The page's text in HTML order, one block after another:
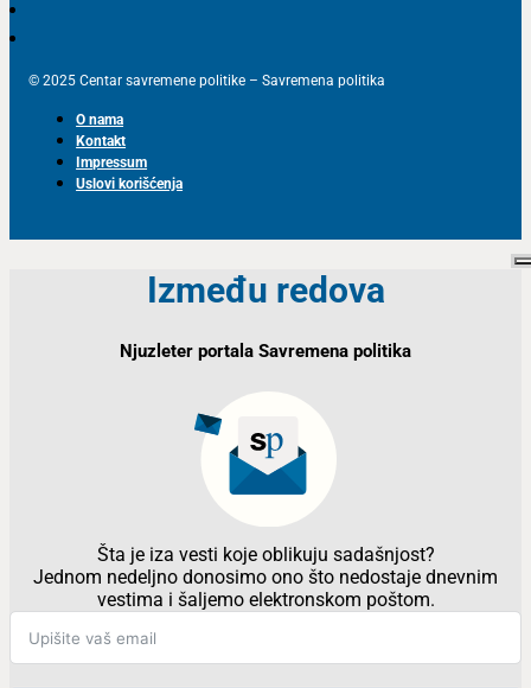
© 2025 Centar savremene politike – Savremena politika
O nama
Kontakt
Impressum
Uslovi korišćenja
Između redova
Njuzleter portala Savremena politika
Šta je iza vesti koje oblikuju sadašnjost?
Jednom nedeljno donosimo ono što nedostaje dnevnim
vestima i šaljemo elektronskom poštom.